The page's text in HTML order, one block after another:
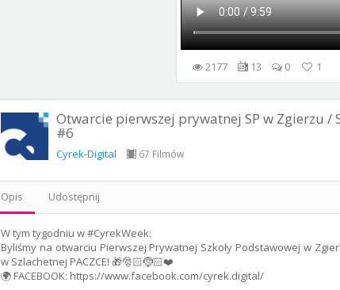
2177 13 0 1
Otwarcie pierwszej prywatnej SP w Zgierzu /
#6
Cyrek-Digital 67 Filmów
Opis Udostępnij
W tym tygodniu w #CyrekWeek:
Byliśmy na otwarciu Pierwszej Prywatnej Szkoły Podstawowej w
w Szlachetnej PACZCE​! 🎁🎅🏻🤶🏻❤️
🌍 FACEBOOK: https://www.facebook.com/cyrek.digital/